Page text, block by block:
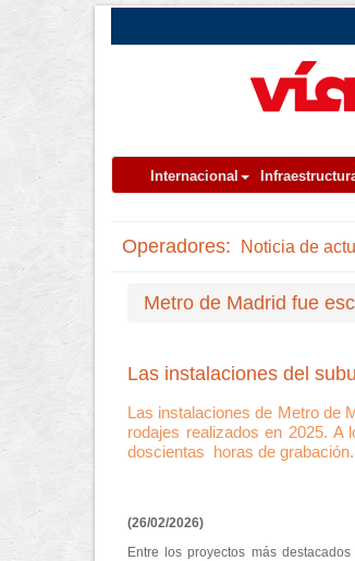
Internacional
Operadores: Noticia de
Metro de Madrid fue
Las instalaciones del
Las instalaciones de Metro de
rodajes realizados en 2025. A
doscientas horas de grabación.
(26/02/2026)
Entre los proyectos más